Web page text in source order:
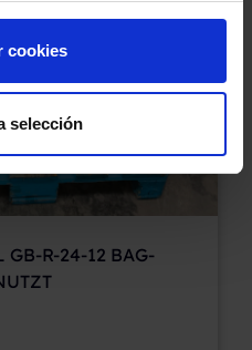
cookies
selección
GB-R-24-12 BAG-